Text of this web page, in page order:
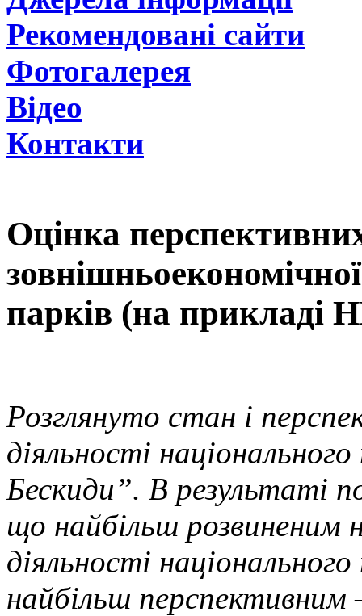
Рекомендовані сайти
Фотогалерея
Відео
Контакти
Оцінка
парків (на прикладі
Розглянуто стан і
діяльності
Бескиди”. В результаті
що найбільш розвиненим
діяльності
найбільш